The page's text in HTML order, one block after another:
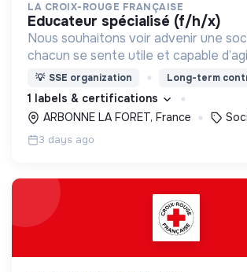
LA CROIX-ROUGE FRANÇAISE
educateur spécialisé (f/h/x)
Nous souhaitons voir advenir une
chacun se sente utile et capable
nous proposons des moyens et des
d’engagement innovants et adaptés à
💡 SSE organization Long-term
1 labels & certifications
ARBONNE LA FORET, France
3 days ago